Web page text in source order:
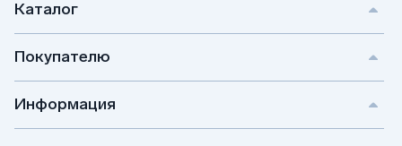
Каталог
Покупателю
Информация